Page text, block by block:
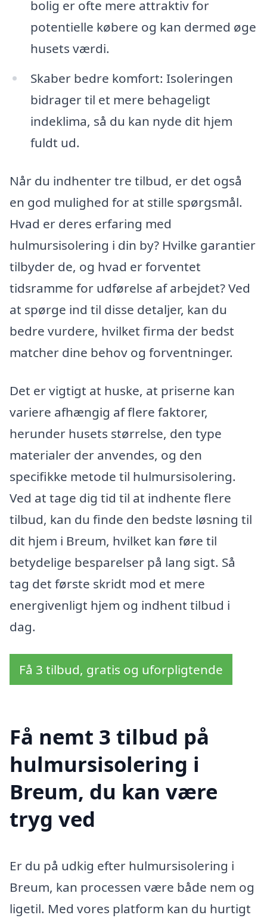
bolig er ofte mere attraktiv for
potentielle købere og kan dermed øge
husets værdi.
Skaber bedre komfort: Isoleringen
bidrager til et mere behageligt
indeklima, så du kan nyde dit hjem
fuldt ud.
Når du indhenter tre tilbud, er det også
en god mulighed for at stille spørgsmål.
Hvad er deres erfaring med
hulmursisolering i din by? Hvilke garantier
tilbyder de, og hvad er forventet
tidsramme for udførelse af arbejdet? Ved
at spørge ind til disse detaljer, kan du
bedre vurdere, hvilket firma der bedst
matcher dine behov og forventninger.
Det er vigtigt at huske, at priserne kan
variere afhængig af flere faktorer,
herunder husets størrelse, den type
materialer der anvendes, og den
specifikke metode til hulmursisolering.
Ved at tage dig tid til at indhente flere
tilbud, kan du finde den bedste løsning til
dit hjem i Breum, hvilket kan føre til
betydelige besparelser på lang sigt. Så
tag det første skridt mod et mere
energivenligt hjem og indhent tilbud i
dag.
Få 3 tilbud, gratis og uforpligtende
Få nemt 3 tilbud på
hulmursisolering i
Breum, du kan være
tryg ved
Er du på udkig efter hulmursisolering i
Breum, kan processen være både nem og
ligetil. Med vores platform kan du hurtigt